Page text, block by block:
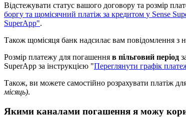
Відстежувати статус вашого договору та розмір плат
боргу та щомісячний платіж за кредитом у Sense
SuperApp".
Також щомісяця банк надсилає вам повідомлення з н
Розмір платежу для погашення в пільговий період з
SuperApp за інструкцією "Переглянути графік плате
Також, ви можете самостійно розрахувати платіж дл
місяць).
Якими каналами погашення я можу кор